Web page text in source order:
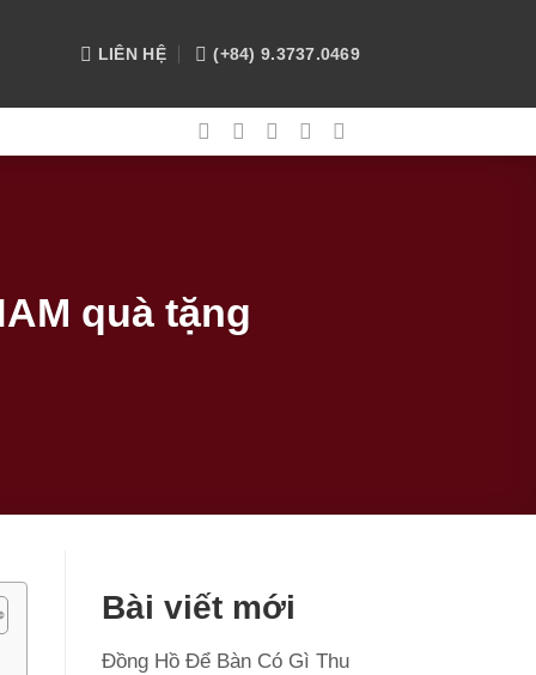
LIÊN HỆ (+84) 9.3737.0469
quà tặng
Bài viết mới
Đồng Hồ Để Bàn Có Gì Thu